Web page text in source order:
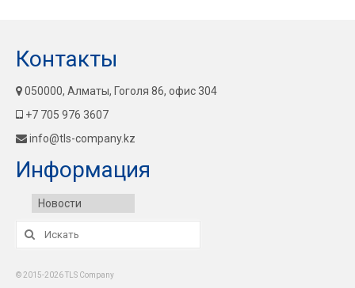
Контакты
050000, Алматы, Гоголя 86, офис 304
+7 705 976 3607
info@tls-company.kz
Информация
Новости
Искать:
© 2015-2026 TLS Company